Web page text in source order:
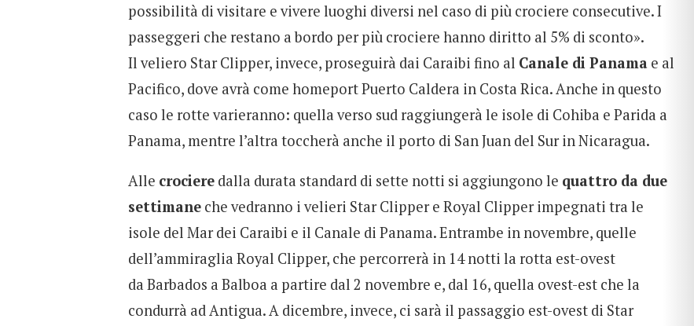
possibilità di visitare e vivere luoghi diversi nel caso di più crociere consecutive. I
passeggeri che restano a bordo per più crociere hanno diritto al 5% di sconto».
Il veliero Star Clipper, invece, proseguirà dai Caraibi fino al Canale di Panama e al
Pacifico, dove avrà come homeport Puerto Caldera in Costa Rica. Anche in questo
caso le rotte varieranno: quella verso sud raggiungerà le isole di Cohiba e Parida a
Panama, mentre l’altra toccherà anche il porto di San Juan del Sur in Nicaragua.
Alle crociere dalla durata standard di sette notti si aggiungono le quattro da due
settimane che vedranno i velieri Star Clipper e Royal Clipper impegnati tra le
isole del Mar dei Caraibi e il Canale di Panama. Entrambe in novembre, quelle
dell’ammiraglia Royal Clipper, che percorrerà in 14 notti la rotta est-ovest
da Barbados a Balboa a partire dal 2 novembre e, dal 16, quella ovest-est che la
condurrà ad Antigua. A dicembre, invece, ci sarà il passaggio est-ovest di Star